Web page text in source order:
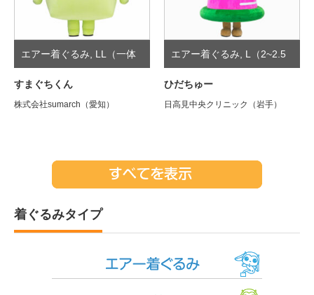
エアー着ぐるみ LL（一体
型）
すまぐちくん
株式会社sumarch（愛知）
エアー着ぐるみ L（2~2.5
頭身）
ひだちゅー
日高見中央クリニック（岩手）
着ぐるみタイプ